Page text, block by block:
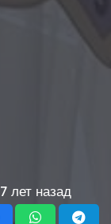
7 лет назад